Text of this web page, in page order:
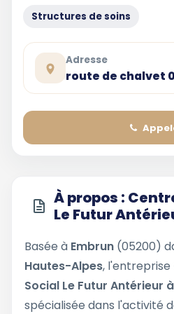
Structures de soins
Adresse
route de chalvet
À propos :
Le Futur
Basée à Embrun (05200)
Hautes-Alpes, l'entreprise
Social Le Futur Antérieur
spécialisée dans l'activité